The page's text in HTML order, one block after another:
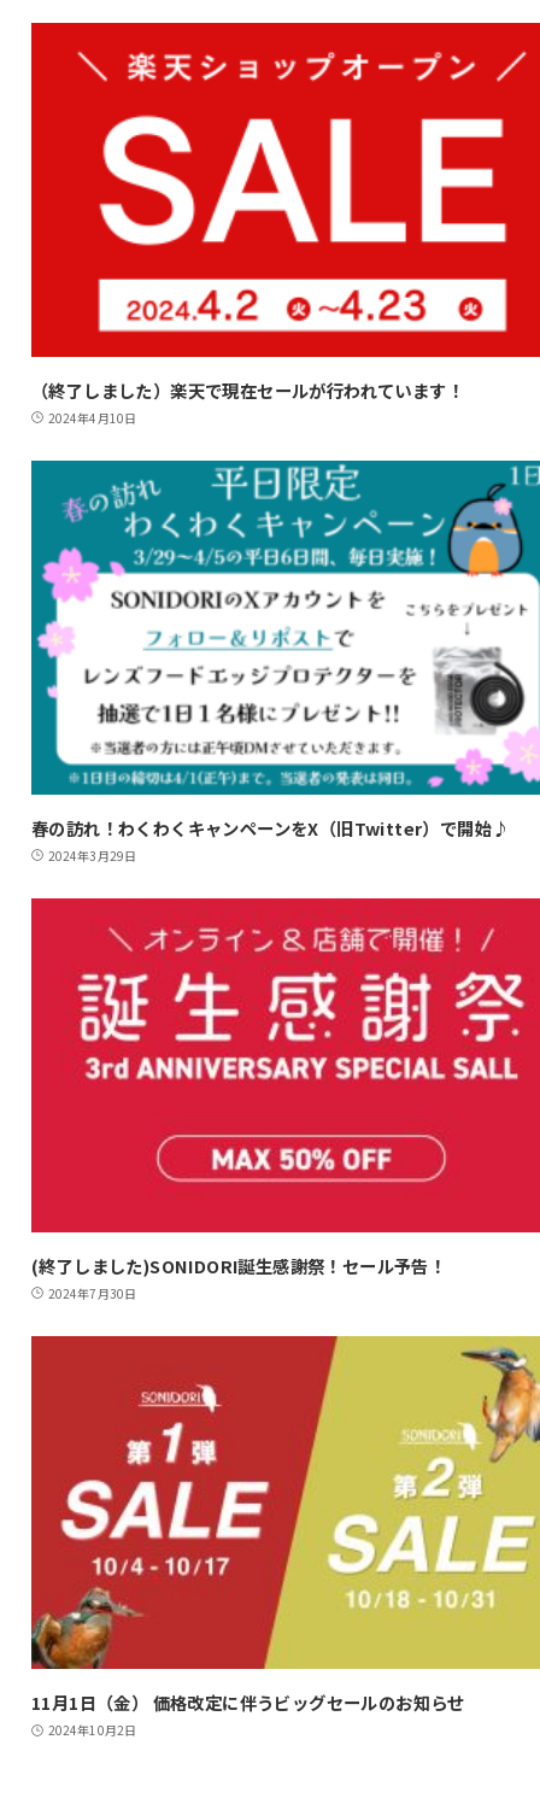
（終了しました）楽天で現在セールが行われています！
2024年4月10日
春の訪れ！わくわくキャンペーンをX（旧Twitter）で開始♪
2024年3月29日
(終了しました)SONIDORI誕生感謝祭！セール予告！
2024年7月30日
11月1日（金） 価格改定に伴うビッグセールのお知らせ
2024年10月2日